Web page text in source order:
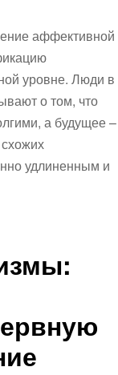
аффективной
уровне. Люди в
о том, что
а будущее –
удлиненным и